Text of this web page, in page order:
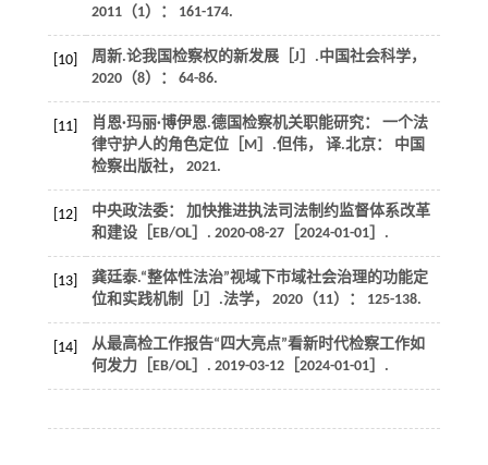
2011（1）： 161-174.
[10] 周新.论我国检察权的新发展［J］.中国社会科学，
2020（8）： 64-86.
[11] 肖恩·玛丽·博伊恩.德国检察机关职能研究： 一个法
律守护人的角色定位［M］.但伟， 译.北京： 中国
检察出版社， 2021.
[12]
中央政法委： 加快推进执法司法制约监督体系改革
和建设［EB/OL］. 2020-08-27［2024-01-01］.
[13]
龚廷泰.“整体性法治”视域下市域社会治理的功能定
位和实践机制［J］.法学， 2020（11）： 125-138.
[14]
从最高检工作报告“四大亮点”看新时代检察工作如
何发力［EB/OL］. 2019-03-12［2024-01-01］.